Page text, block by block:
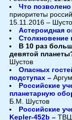
Что
приоритеты
15.11.2016 –
Астероидная
Столкновение
В 10 раз
девятой
Шустов
Опасных
подступах –
Российские
планетарную
Б.М. Шустов
Российские
Kepler-452b –